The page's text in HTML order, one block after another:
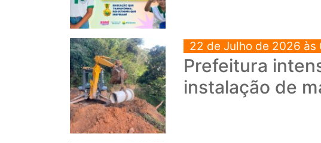
22 de Julho de 2026 às
Prefeitura
instalação de